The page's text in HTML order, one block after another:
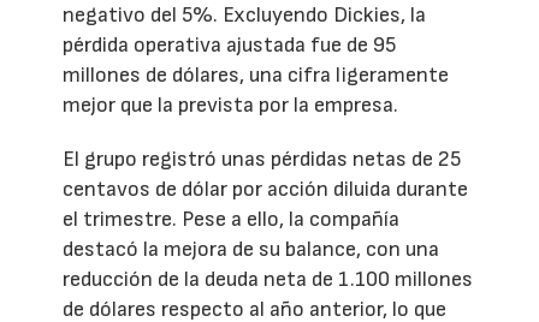
negativo del 5%. Excluyendo Dickies, la
pérdida operativa ajustada fue de 95
millones de dólares, una cifra ligeramente
mejor que la prevista por la empresa.
El grupo registró unas pérdidas netas de 25
centavos de dólar por acción diluida durante
el trimestre. Pese a ello, la compañía
destacó la mejora de su balance, con una
reducción de la deuda neta de 1.100 millones
de dólares respecto al año anterior, lo que